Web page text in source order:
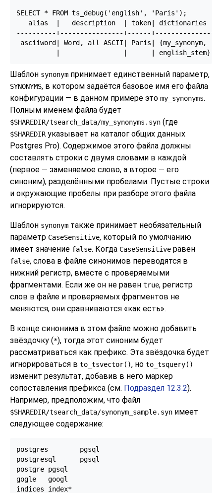
SELECT * FROM ts_debug('english', 'Paris');
alias  |   description  | token| dictionaries |
----------+----------------+------+--------------
asciiword| Word, all ASCII| Paris| {my_synonym, |
Шаблон synonym принимает единственный параметр,
SYNONYMS, в котором задаётся базовое имя его файла
конфигурации — в данном примере это my_synonyms.
Полным именем файла будет
$SHAREDIR/tsearch_data/my_synonyms.syn (где
$SHAREDIRуказывает на каталог общих данных
Postgres Pro). Содержимое этого файла должны
составлять строки с двумя словами в каждой
(первое — заменяемое слово, а второе — его
синоним), разделёнными пробелами. Пустые строки
и окружающие пробелы при разборе этого файла
игнорируются.
Шаблон synonym также принимает необязательный
параметр CaseSensitive, который по умолчанию
имеет значение false. Когда CaseSensitive равен
false, слова в файле синонимов переводятся в
нижний регистр, вместе с проверяемыми
фрагментами. Если же он не равен true, регистр
слов в файле и проверяемых фрагментов не
меняются, они сравниваются «как есть».
В конце синонима в этом файле можно добавить
звёздочку (*), тогда этот синоним будет
рассматриваться как префикс. Эта звёздочка будет
игнорироваться в to_tsvector(), но to_tsquery()
изменит результат, добавив в него маркер
сопоставления префикса (см. Подраздел 12.3.2).
Например, предположим, что файл
$SHAREDIR/tsearch_data/synonym_sample.syn имеет
следующее содержание:
postgres        pgsql
postgresql      pgsql
postgre pgsql
gogle   googl
indices index*